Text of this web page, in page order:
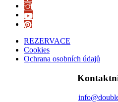
REZERVACE
Cookies
Ochrana osobních údajů